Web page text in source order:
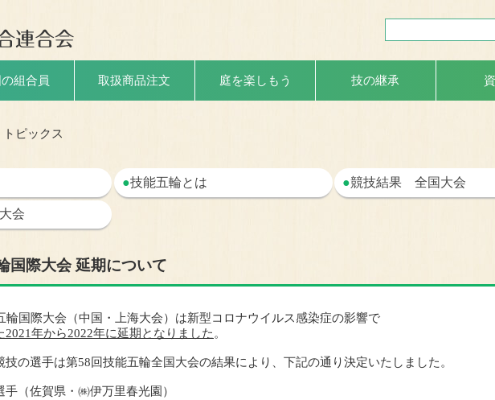
組合員 取扱商品注文 庭を楽しもう 技の継承
ピックス
●技能五輪とは ●競技結果 全国大会
会
国際大会 延期について
輪国際大会（中国・上海大会）は新型コロナウイルス感染症の影響で
2021年から2022年に延期となりました 。
技の選手は第58回技能五輪全国大会の結果により、下記の通り決定いたしました。
（佐賀県・㈱伊万里春光園）